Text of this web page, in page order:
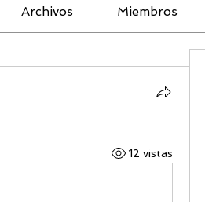
Archivos Miembros
12 vistas